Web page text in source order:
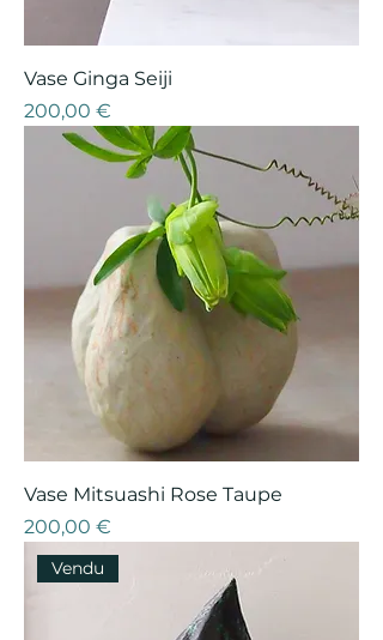
Vase Ginga Seiji
Prix
200,00 €
Vase Mitsuashi Rose Taupe
Prix
200,00 €
Vendu